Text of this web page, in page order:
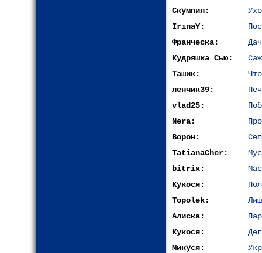
Скумпия:
IrinaY:
Франческа:
Кудряшка Сью:
Ташик:
ленчик39:
vlad25:
Nera:
Ворон:
TatianaCher:
bitrix:
Кукося:
Topolek:
Алиска:
Кукося:
Микуся: